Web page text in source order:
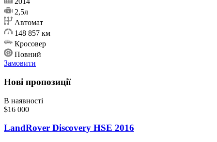
2,5л
Автомат
148 857 км
Кросовер
Повний
Замовити
Нові пропозиції
В наявності
$16 000
LandRover Discovery HSE 2016